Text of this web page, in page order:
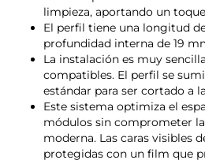
limpieza, aportando un
El perfil tiene una longitud
profundidad interna de 19
La instalación es muy
compatibles. El perfil se
estándar para ser cortado a
Este sistema optimiza el
módulos sin comprometer
moderna. Las caras visibles
protegidas con un film que